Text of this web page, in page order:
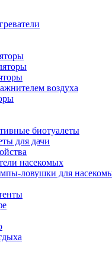
воздуха
биотуалеты
для дачи
насекомых
ловушки для